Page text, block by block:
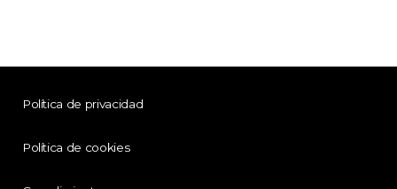
Política de privacidad
Política de cookies